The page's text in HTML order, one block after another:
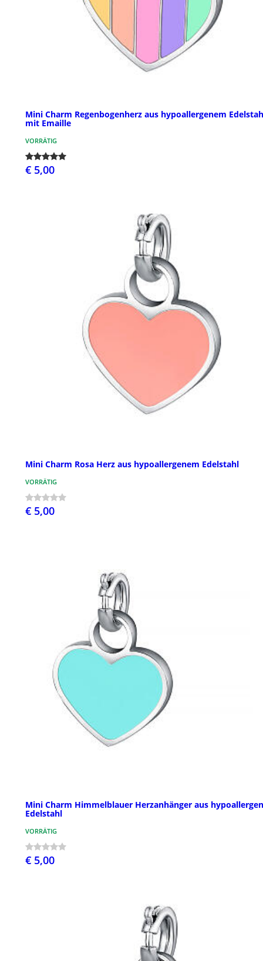
Mini Charm Regenbogenherz aus hypoallergenem
mit Emaille
VORRÄTIG
€ 5,00
Mini Charm Rosa Herz aus hypoallergenem Edelstahl
VORRÄTIG
€ 5,00
Mini Charm Himmelblauer Herzanhänger aus
Edelstahl
VORRÄTIG
€ 5,00